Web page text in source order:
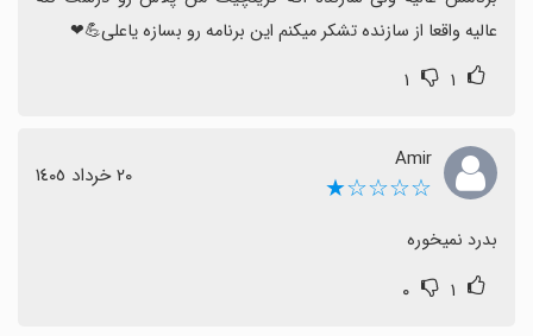
عالیه واقعا از سازنده تشکر میکنم این برنامه رو بسازه یاعلی💪❤
۱ ۱
Amir
☆☆☆☆★ ٢٠ خرداد ١٤٠٥
بدرد نمیخوره
۱ ۰